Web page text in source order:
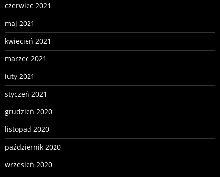
czerwiec 2021
maj 2021
kwiecień 2021
marzec 2021
luty 2021
styczeń 2021
grudzień 2020
listopad 2020
październik 2020
wrzesień 2020